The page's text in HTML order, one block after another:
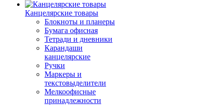
Канцелярские товары
Блокноты и планеры
Бумага офисная
Тетради и дневники
Карандаши
канцелярские
Ручки
Маркеры и
текстовыделители
Мелкоофисные
принадлежности